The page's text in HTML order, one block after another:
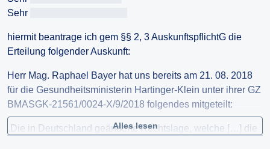
Sehr
hiermit beantrage ich gem §§ 2, 3 AuskunftspflichtG die
Erteilung folgender Auskunft:
Herr Mag. Raphael Bayer hat uns bereits am 21. 08. 2018
für die Gesundheitsministerin Hartinger-Klein unter ihrer GZ
BMASGK-21561/0024-X/9/2018 folgendes mitgeteilt:
„Die in Deutschland geänderte Rechtslage, welche […] die
Alles lesen